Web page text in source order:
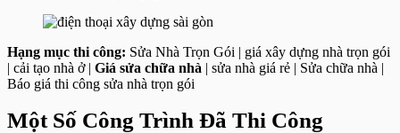
Hạng mục thi công: Sửa Nhà Trọn Gói | giá xây dựng nhà trọn gói
| cải tạo nhà ở | Giá sửa chữa nhà | sửa nhà giá rẻ | Sửa chữa nhà |
Báo giá thi công sửa nhà trọn gói
Một Số Công Trình Đã Thi Công